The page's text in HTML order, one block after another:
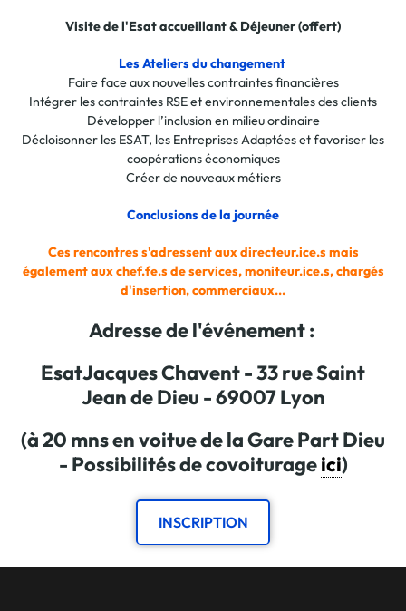
Visite de l'Esat accueillant & Déjeuner (offert)
Les Ateliers du changement
Faire face aux nouvelles contraintes financières
Intégrer les contraintes RSE et environnementales des clients
Développer l’inclusion en milieu ordinaire
Décloisonner les ESAT, les Entreprises Adaptées et favoriser les
coopérations économiques
Créer de nouveaux métiers
Conclusions de la journée
Ces rencontres s'adressent aux directeur.ice.s mais
également aux chef.fe.s de services, moniteur.ice.s, chargés
d'insertion, commerciaux...
Adresse de l'événement :
EsatJacques Chavent - 33 rue Saint
Jean de Dieu - 69007 Lyon
(à 20 mns en voitue de la Gare Part Dieu
- Possibilités de covoiturageici)
INSCRIPTION